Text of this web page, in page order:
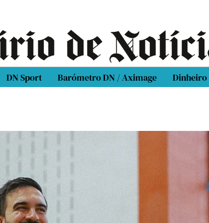
DN Sport Barómetro DN / Aximage Dinheiro